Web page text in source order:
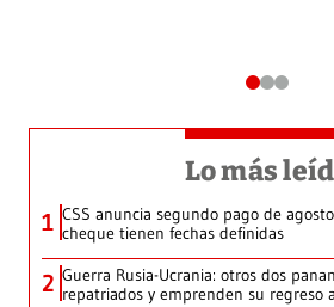
Lo más
1 CSS anuncia segundo pago de
cheque tienen fechas definidas
2 Guerra Rusia-Ucrania: otros dos
repatriados y emprenden su regreso